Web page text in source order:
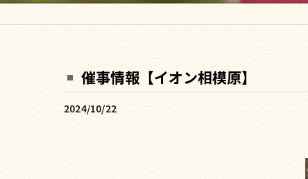
催事情報【イオン相模原】
2024/10/22